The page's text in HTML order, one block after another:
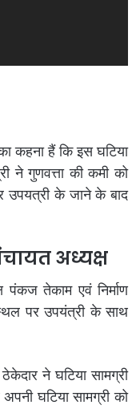
कहना हैं कि इस घटिया
ने गुणवत्ता की कमी को
उपयत्री के जाने के बाद
अध्यक्ष
पंकज तेकाम एवं निर्माण
पर उपयंत्री के साथ
ने घटिया सामग्री
घटिया सामग्री को